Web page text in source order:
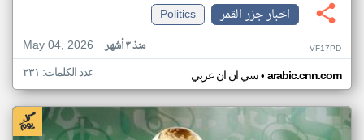
اخبار جزر القمر
Politics
May 04, 2026
منذ ٣ أشهر VF17PD
سي ان ان عربي• arabic.cnn.com عدد الكلمات: ٢٣١